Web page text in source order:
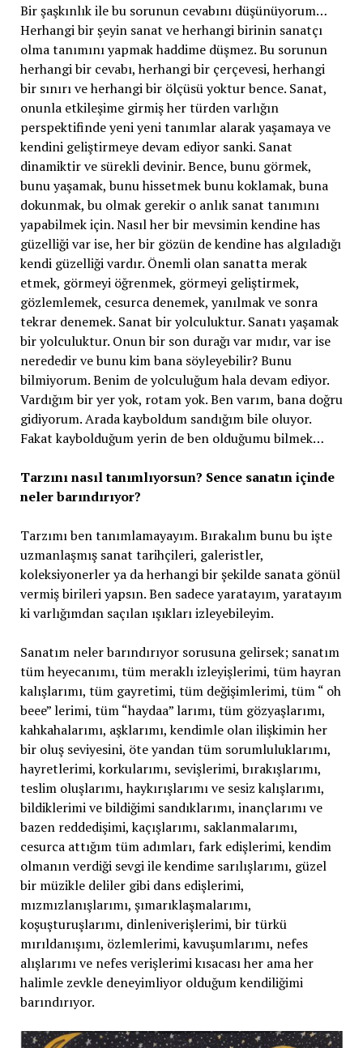
Bir şaşkınlık ile bu sorunun cevabını düşünüyorum…
Herhangi bir şeyin sanat ve herhangi birinin sanatçı
olma tanımını yapmak haddime düşmez. Bu sorunun
herhangi bir cevabı, herhangi bir çerçevesi, herhangi
bir sınırı ve herhangi bir ölçüsü yoktur bence. Sanat,
onunla etkileşime girmiş her türden varlığın
perspektifinde yeni yeni tanımlar alarak yaşamaya ve
kendini geliştirmeye devam ediyor sanki. Sanat
dinamiktir ve sürekli devinir. Bence, bunu görmek,
bunu yaşamak, bunu hissetmek bunu koklamak, buna
dokunmak, bu olmak gerekir o anlık sanat tanımını
yapabilmek için. Nasıl her bir mevsimin kendine has
güzelliği var ise, her bir gözün de kendine has algıladığı
kendi güzelliği vardır. Önemli olan sanatta merak
etmek, görmeyi öğrenmek, görmeyi geliştirmek,
gözlemlemek, cesurca denemek, yanılmak ve sonra
tekrar denemek. Sanat bir yolculuktur. Sanatı yaşamak
bir yolculuktur. Onun bir son durağı var mıdır, var ise
nerededir ve bunu kim bana söyleyebilir? Bunu
bilmiyorum. Benim de yolculuğum hala devam ediyor.
Vardığım bir yer yok, rotam yok. Ben varım, bana doğru
gidiyorum. Arada kayboldum sandığım bile oluyor.
Fakat kaybolduğum yerin de ben olduğumu bilmek…
Tarzını nasıl tanımlıyorsun? Sence sanatın içinde
neler barındırıyor?
Tarzımı ben tanımlamayayım. Bırakalım bunu bu işte
uzmanlaşmış sanat tarihçileri, galeristler,
koleksiyonerler ya da herhangi bir şekilde sanata gönül
vermiş birileri yapsın. Ben sadece yaratayım, yaratayım
ki varlığımdan saçılan ışıkları izleyebileyim.
Sanatım neler barındırıyor sorusuna gelirsek; sanatım
tüm heyecanımı, tüm meraklı izleyişlerimi, tüm hayran
kalışlarımı, tüm gayretimi, tüm değişimlerimi, tüm “ oh
beee” lerimi, tüm “haydaa” larımı, tüm gözyaşlarımı,
kahkahalarımı, aşklarımı, kendimle olan ilişkimin her
bir oluş seviyesini, öte yandan tüm sorumluluklarımı,
hayretlerimi, korkularımı, sevişlerimi, bırakışlarımı,
teslim oluşlarımı, haykırışlarımı ve sesiz kalışlarımı,
bildiklerimi ve bildiğimi sandıklarımı, inançlarımı ve
bazen reddedişimi, kaçışlarımı, saklanmalarımı,
cesurca attığım tüm adımları, fark edişlerimi, kendim
olmanın verdiği sevgi ile kendime sarılışlarımı, güzel
bir müzikle deliler gibi dans edişlerimi,
mızmızlanışlarımı, şımarıklaşmalarımı,
koşuşturuşlarımı, dinleniverişlerimi, bir türkü
mırıldanışımı, özlemlerimi, kavuşumlarımı, nefes
alışlarımı ve nefes verişlerimi kısacası her ama her
halimle zevkle deneyimliyor olduğum kendiliğimi
barındırıyor.